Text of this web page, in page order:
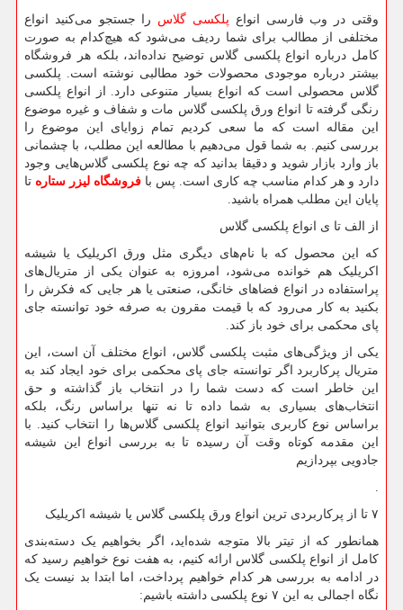
وقتی در وب فارسی انواع پلکسی گلاس را جستجو می‌کنید انواع
مختلفی از مطالب برای شما ردیف می‌شود که هیچ‌کدام به صورت
کامل درباره انواع پلکسی گلاس توضیح نداده‌اند، بلکه هر فروشگاه
بیشتر درباره موجودی محصولات خود مطالبی نوشته است. پلکسی
گلاس محصولی است که انواع بسیار متنوعی دارد. از انواع پلکسی
رنگی گرفته تا انواع ورق پلکسی گلاس مات و شفاف و غیره موضوع
این مقاله است که ما سعی کردیم تمام زوایای این موضوع را
بررسی کنیم. به شما قول می‌دهیم با مطالعه این مطلب، با چشمانی
باز وارد بازار شوید و دقیقا بدانید که چه نوع پلکسی گلاس‌هایی وجود
دارد و هر کدام مناسب چه کاری است. پس با فروشگاه لیزر ستاره تا
پایان این مطلب همراه باشید.
از الف تا ی انواع پلکسی گلاس
که این محصول که با نام‌های دیگری مثل ورق اکریلیک یا شیشه
اکریلیک هم خوانده می‌شود، امروزه به عنوان یکی از متریال‌های
پراستفاده در انواع فضاهای خانگی، صنعتی یا هر جایی که فکرش را
بکنید به کار می‌رود که با قیمت مقرون به صرفه خود توانسته جای
پای محکمی برای خود باز کند.
یکی از ویژگی‌های مثبت پلکسی گلاس، انواع مختلف آن است، این
متریال پرکاربرد اگر توانسته جای پای محکمی برای خود ایجاد کند به
این خاطر است که دست شما را در انتخاب باز گذاشته و حق
انتخاب‌های بسیاری به شما داده تا نه تنها براساس رنگ، بلکه
براساس نوع کاربری بتوانید انواع پلکسی گلاس‌ها را انتخاب کنید. با
این مقدمه کوتاه وقت آن رسیده تا به بررسی انواع این شیشه
جادویی بپردازیم
۷ تا از پرکاربردی ترین انواع ورق پلکسی گلاس یا شیشه اکریلیک
همانطور که از تیتر بالا متوجه شده‌اید، اگر بخواهیم یک دسته‌بندی
کامل از انواع پلکسی گلاس ارائه کنیم، به هفت نوع خواهیم رسید که
در ادامه به بررسی هر کدام خواهیم پرداخت، اما ابتدا بد نیست یک
نگاه اجمالی به این ۷ نوع پلکسی داشته باشیم: